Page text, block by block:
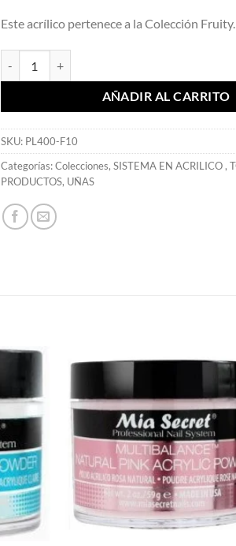
Este acrílico pertenece a la Colección Fruity.
AÑADIR AL CARRITO
SKU: PL400-F10
Categorías:Colecciones, SISTEMA EN ACRILICO,
PRODUCTOS, UÑAS
a la
deseos
a